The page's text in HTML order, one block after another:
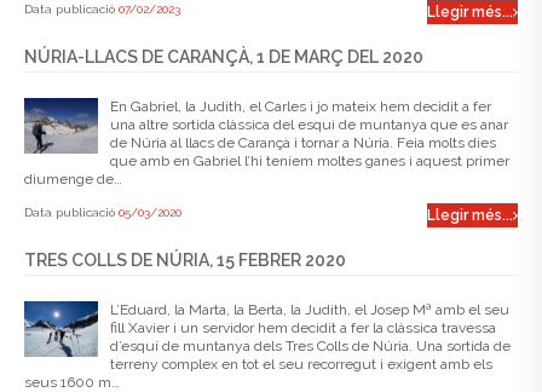
Data publicació 07/02/2023 Llegir més...
NÚRIA-LLACS DE CARANÇÀ, 1 DE MARÇ DEL 2020
En Gabriel, la Judith, el Carles i jo mateix hem decidit a fer
una altre sortida clàssica del esqui de muntanya que es anar
de Núria al llacs de Carançà i tornar a Núria. Feia molts dies
que amb en Gabriel l’hi teníem moltes ganes i aquest primer
diumenge de…
Data publicació 05/03/2020 Llegir més...
TRES COLLS DE NÚRIA, 15 FEBRER 2020
L’Eduard, la Marta, la Berta, la Judith, el Josep Mª amb el seu
fill Xavier i un servidor hem decidit a fer la clàssica travessa
d’esquí de muntanya dels Tres Colls de Núria. Una sortida de
terreny complex en tot el seu recorregut i exigent amb els
seus 1600 m…